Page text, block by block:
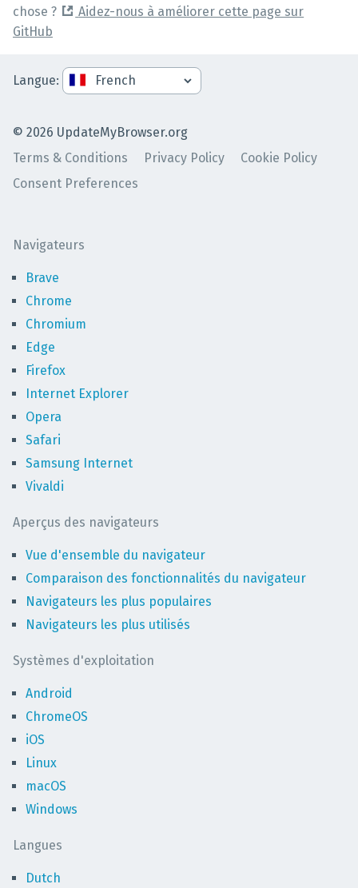
chose ?
Aidez-nous à améliorer cette page sur
GitHub
© 2026 UpdateMyBrowser.org
Terms & Conditions
Privacy Policy
Cookie Policy
Consent Preferences
Langue:
Navigateurs
Brave
Chrome
Chromium
Edge
Firefox
Internet Explorer
Opera
Safari
Samsung Internet
Vivaldi
Aperçus des navigateurs
Vue d'ensemble du navigateur
Comparaison des fonctionnalités du navigateur
Navigateurs les plus populaires
Navigateurs les plus utilisés
Systèmes d'exploitation
Android
ChromeOS
iOS
Linux
macOS
Windows
Langues
Dutch